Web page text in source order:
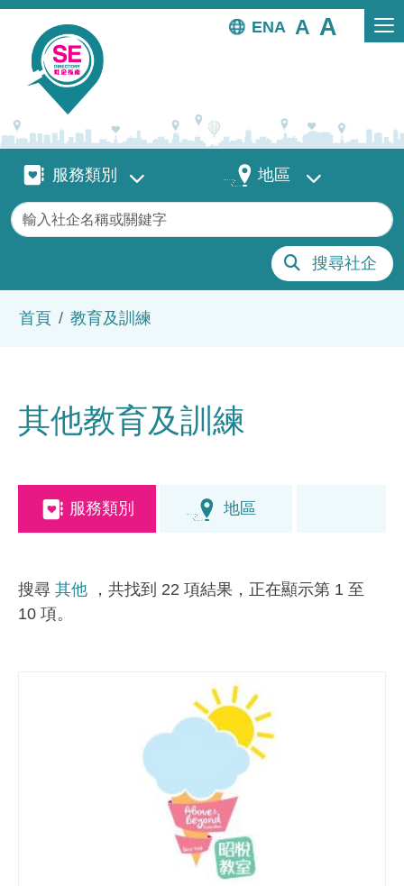
移至主內容
EN
服務類別服務類別 地區 地區
關鍵字
搜尋社企
首頁 教育及訓練
其他教育及訓練
服務類別 地區
搜尋 其他
，共找到 22 項結果，正在顯示第 1 至
10 項。